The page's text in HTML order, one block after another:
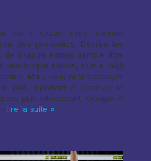
Six à Kazan, nous, comme
des pronostics. Décrire les
chaque équipe semble être
une longue saison, tout a déjà
Mais nous allons essayer
plus important et d'activer le
plus intéressant. Groupe A
- lire la suite »